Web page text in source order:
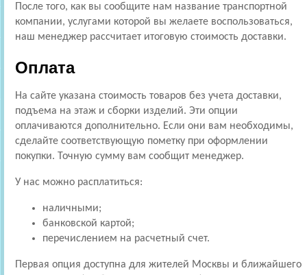
После того, как вы сообщите нам название транспортной
компании, услугами которой вы желаете воспользоваться,
наш менеджер рассчитает итоговую стоимость доставки.
Оплата
На сайте указана стоимость товаров без учета доставки,
подъема на этаж и сборки изделий. Эти опции
оплачиваются дополнительно. Если они вам необходимы,
сделайте соответствующую пометку при оформлении
покупки. Точную сумму вам сообщит менеджер.
У нас можно расплатиться:
наличными;
банковской картой;
перечислением на расчетный счет.
Первая опция доступна для жителей Москвы и ближайшего